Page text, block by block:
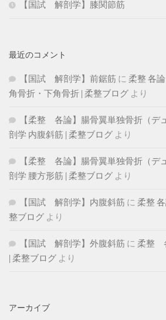
【国試 解剖学】膝関節筋
最近のコメント
【国試 解剖学】前鋸筋 に 柔整 各
角骨折・下角骨折 | 柔整ブログ より
【柔整 各論】腸骨翼単独骨折（デ
剖学 内腹斜筋 | 柔整ブログ より
【柔整 各論】腸骨翼単独骨折（デ
剖学 腰方形筋 | 柔整ブログ より
【国試 解剖学】内腹斜筋 に 柔整
整ブログ より
【国試 解剖学】外腹斜筋 に 柔整
| 柔整ブログ より
アーカイブ